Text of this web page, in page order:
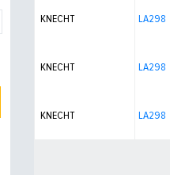
KNECHT LA298
KNECHT LA298
KNECHT LA298